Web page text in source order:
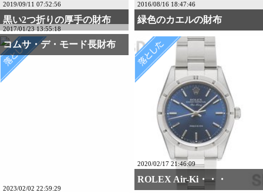
2019/09/11 07:52:56
黒い2つ折りの厚手の財布
2016/08/16 18:47:46
緑色のカエルの財布
2017/01/23 13:55:18
コムサ・デ・モード長財布
2020/02/17 21:46:09
ROLEX Air-Ki・・・
2023/02/02 22:59:29